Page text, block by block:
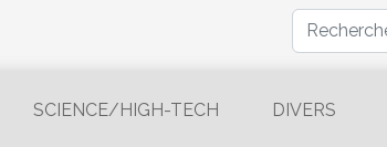
SCIENCE/HIGH-TECH DIVERS